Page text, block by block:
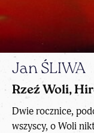
Jan ŚLIWA
Rzeź Woli,
Dwie rocznice,
wszyscy, o Woli